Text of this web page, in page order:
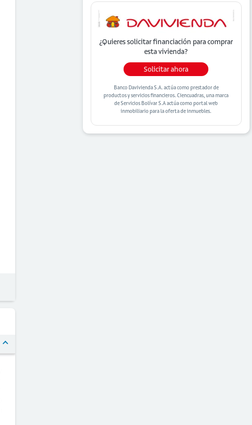
¿Quieres solicitar financiación paracomprar
esta vivienda?
Solicitar ahora
Banco Davivienda S.A. actúa como prestador de
productos y servicios financieros. Ciencuadras, una marca
de Servicios Bolívar S.A actúa como portal web
inmobiliario para la oferta de inmuebles.